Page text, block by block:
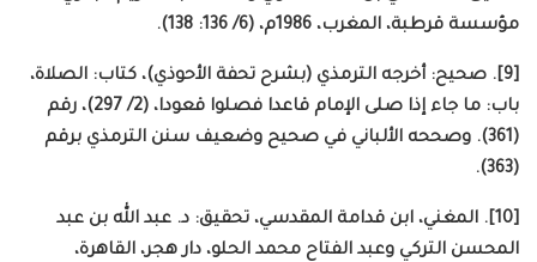
مؤسسة قرطبة، المغرب، 1986م، (6/ 136: 138).
[9]. صحيح: أخرجه الترمذي (بشرح تحفة الأحوذي)، كتاب: الصلاة،
باب: ما جاء إذا صلى الإمام قاعدا فصلوا قعودا، (2/ 297)، رقم
(361). وصححه الألباني في صحيح وضعيف سنن الترمذي برقم
(363).
[10]. المغني، ابن قدامة المقدسي، تحقيق: د. عبد الله بن عبد
المحسن التركي وعبد الفتاح محمد الحلو، دار هجر، القاهرة،